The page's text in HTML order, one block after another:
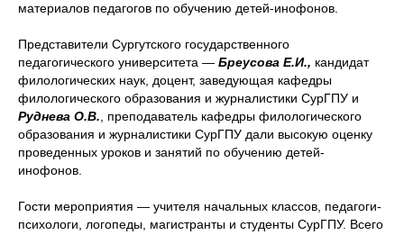
материалов педагогов по обучению детей-инофонов.
Представители Сургутского государственного
педагогического университета — Бреусова Е.И., кандидат
филологических наук, доцент, заведующая кафедры
филологического образования и журналистики СурГПУ и
Руднева О.В. , преподаватель кафедры филологического
образования и журналистики СурГПУ дали высокую оценку
проведенных уроков и занятий по обучению детей-
инофонов.
Гости мероприятия — учителя начальных классов, педагоги-
психологи, логопеды, магистранты и студенты СурГПУ. Всего